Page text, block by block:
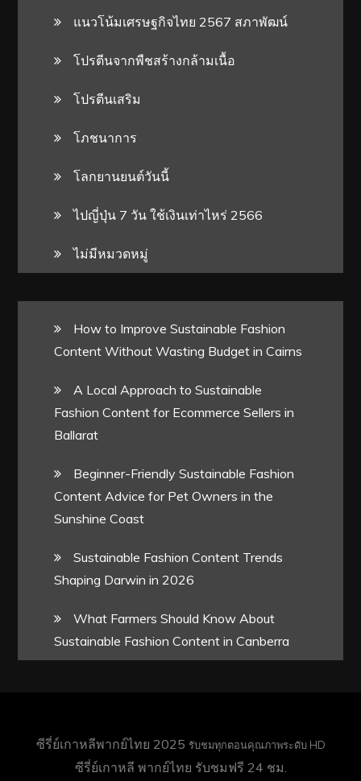
แนวโน้มเศรษฐกิจไทย 2567 สภาพัฒน์
โปรตีนจากพืชสร้างกล้ามเนื้อ
โปรตีนเสริม
โภชนาการ
โลกยานยนต์วันนี้
ไปญี่ปุ่น 7 วัน ใช้เงินเท่าไหร่ 2566
ไม่มีหมวดหมู่
How to Improve Sustainable Fashion
Content Without Wasting Budget in Cairns
A Local Approach to Sustainable
Fashion Content for Ecommerce Sellers in
Ballarat
Beginner-Friendly Sustainable Fashion
Content Advice for Pet Owners in the
Sunshine Coast
Sustainable Fashion Content Trends
Shaping Darwin in 2026
What Farmers Should Know About
Sustainable Fashion Content in Canberra
ซีรี่ย์เกาหลีพากย์ไทย 2025 รับชมทุกตอนคุณภาพระดับ HD
ซีรี่ย์เกาหลี พากย์ไทย รับชมฟรี 24 ชม.